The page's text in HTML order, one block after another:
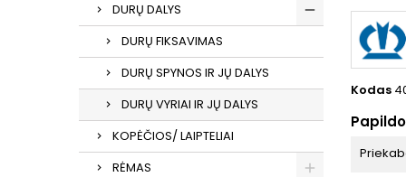
DURŲ DALYS
DURŲ FIKSAVIMAS
DURŲ SPYNOS IR JŲ DALYS
DURŲ VYRIAI IR JŲ DALYS
KOPĖČIOS/ LAIPTELIAI
RĖMAS
Kodas